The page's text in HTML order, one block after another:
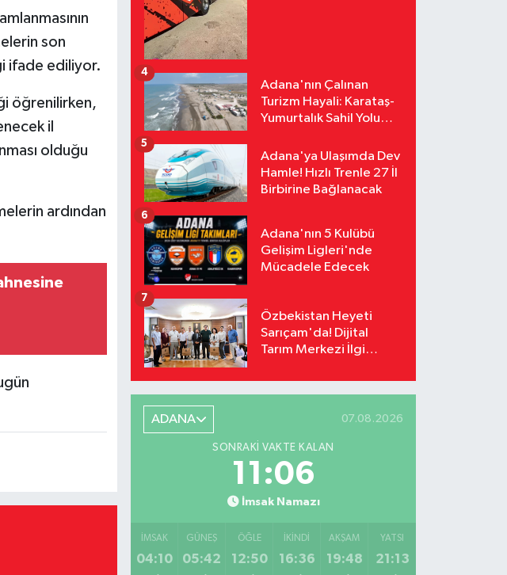
son
ifade ediliyor.
öğrenilirken,
il
olduğu
ardından
Adana'nın Çalınan
Turizm Hayali: Karataş-
Yumurtalık Sahil Yolu
4
Adana'ya Ulaşımda Dev
Hamle! Hızlı Trenle 27 İl
Birbirine Bağlanacak
5
Adana'nın 5 Kulübü
Gelişim Ligleri'nde
Mücadele Edecek
6
Özbekistan Heyeti
Sarıçam'da! Dijital
Tarım Merkezi İlgi
7
ADANA 07.08.2026
SONRAKI VAKTE KALAN
11:05
İmsak Namazı
İMSAK
04:10
GÜNEŞ
05:42
ÖĞLE
12:50
İKINDI
16:36
AKŞAM
19:48
YATSI
21:13